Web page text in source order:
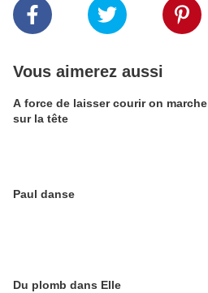
Vous aimerez aussi
A force de laisser courir on marche
sur la tête
Paul danse
Du plomb dans Elle